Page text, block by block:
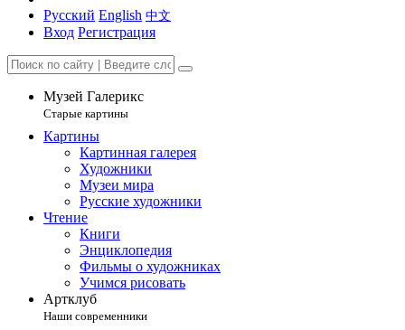
Русский English 中文
Вход Регистрация
Музей Галерикс
Старые картины
Картины
Картинная галерея
Художники
Музеи мира
Русские художники
Чтение
Книги
Энциклопедия
Фильмы о художниках
Учимся рисовать
Артклуб
Наши современники